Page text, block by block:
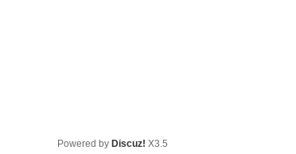
Powered by Discuz! X3.5